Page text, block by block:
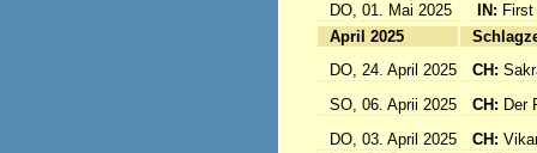
DO, 01. Mai 2025
IN:
April 2025
DO, 24. April 2025
CH:
SO, 06. Aprii 2025
CH: Der
DO, 03. April 2025
CH: